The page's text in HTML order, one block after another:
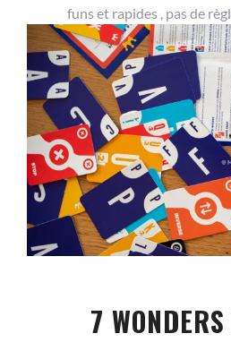
funs et rapides , pas de
7